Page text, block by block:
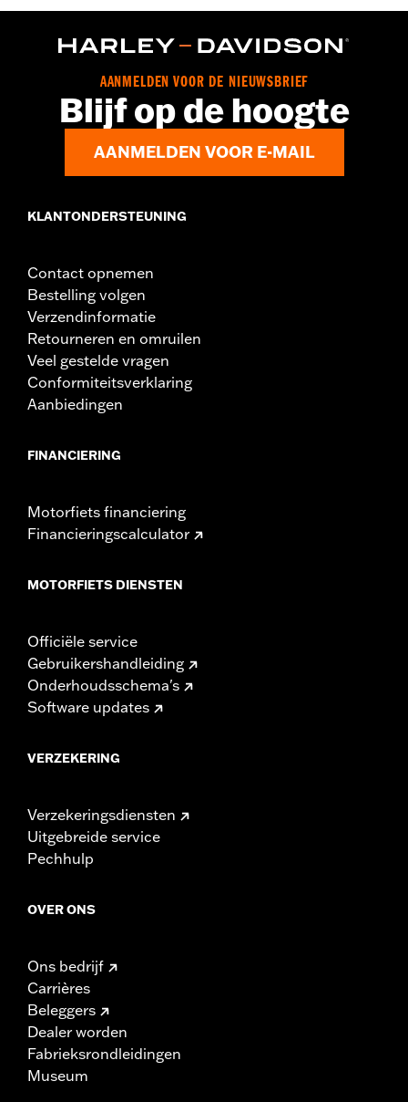
Per stuk verkocht:Elk
AANMELDEN VOOR DE NIEUWSBRIEF
Blijf op de hoogte
AANMELDEN VOOR E-MAIL
KLANTONDERSTEUNING
Contact opnemen
Bestelling volgen
Verzendinformatie
Retourneren en omruilen
Veel gestelde vragen
Conformiteitsverklaring
Aanbiedingen
FINANCIERING
Motorfiets financiering
Financieringscalculator
MOTORFIETS DIENSTEN
Officiële service
Gebruikershandleiding
Onderhoudsschema's
Software updates
VERZEKERING
Verzekeringsdiensten
Uitgebreide service
Pechhulp
OVER ONS
Ons bedrijf
Carrières
Beleggers
Dealer worden
Fabrieksrondleidingen
Museum